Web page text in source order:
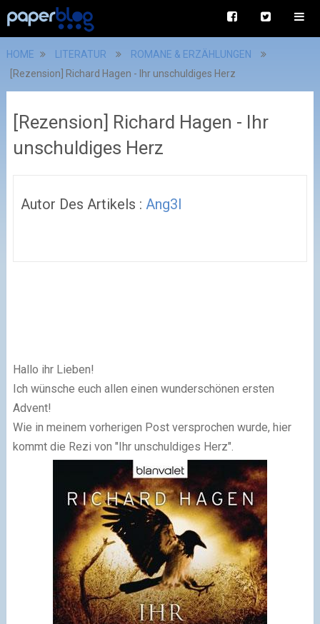
HOME LITERATUR
ROMANE & ERZÄHLUNGEN
[Rezension] Richard Hagen - Ihr unschuldiges Herz
[Rezension] Richard Hagen - Ihr
unschuldiges Herz
Autor Des Artikels : Ang3l
Hallo ihr Lieben!
Ich wünsche euch allen einen wunderschönen ersten
Advent!
Wie in meinem vorherigen Post versprochen wurde, hier
kommt die Rezi von "Ihr unschuldiges Herz".